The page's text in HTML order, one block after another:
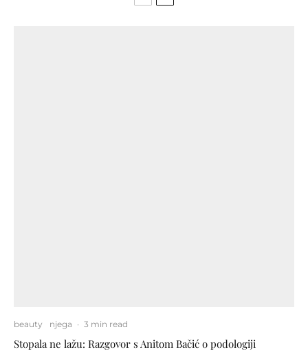
beauty njega · 3 min read
Stopala ne lažu: Razgovor s Anitom Bačić o podologiji